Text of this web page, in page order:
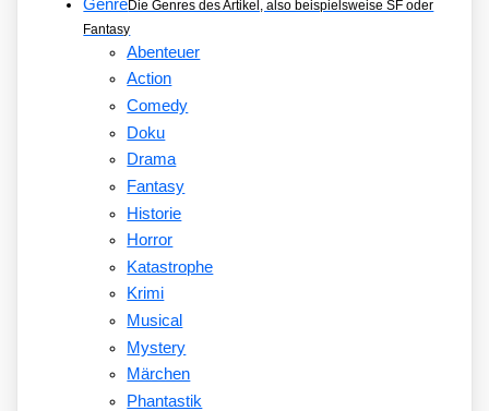
GenreDie Genres des Artikel, also beispielsweise SF oder
Fantasy
Abenteuer
Action
Comedy
Doku
Drama
Fantasy
Historie
Horror
Katastrophe
Krimi
Musical
Mystery
Märchen
Phantastik